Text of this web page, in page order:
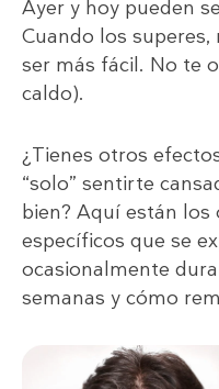
Ayer y hoy pueden
Cuando los
ser más fácil. No te
caldo).
¿Tienes otros
“solo” sentirte
bien? Aquí están
específicos que se
ocasionalmente
semanas y cómo